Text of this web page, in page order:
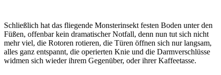
Schließlich hat das fliegende Monsterinsekt festen Boden unter den
Füßen, offenbar kein dramatischer Notfall, denn nun tut sich nicht
mehr viel, die Rotoren rotieren, die Türen öffnen sich nur langsam,
alles ganz entspannt, die operierten Knie und die Darmverschlüsse
widmen sich wieder ihrem Gegenüber, oder ihrer Kaffeetasse.